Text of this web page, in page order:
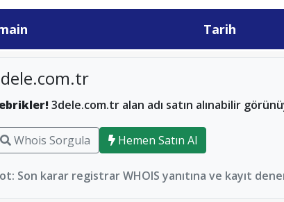
Tarih
3dele.com.tr alan adı satın alınabilir
Whois Sorgula Hemen Satın Al
Son karar registrar WHOIS yanıtına ve kayıt